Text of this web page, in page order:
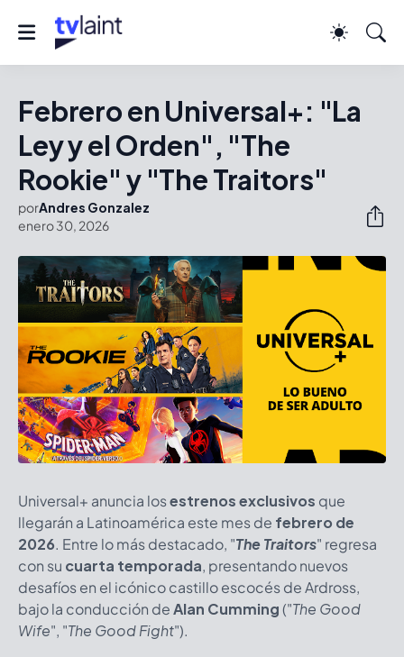
Febrero en Universal+: "La
Ley y el Orden", "The
Rookie" y "The Traitors"
porAndres Gonzalez
enero 30, 2026
Universal+ anuncia losestrenos exclusivos que
llegarán a Latinoamérica este mes de febrero de
2026. Entre lo más destacado, "The Traitors" regresa
con su cuarta temporada, presentando nuevos
desafíos en el icónico castillo escocés de Ardross,
bajo la conducción deAlan Cumming("The Good
Wife", "The Good Fight").